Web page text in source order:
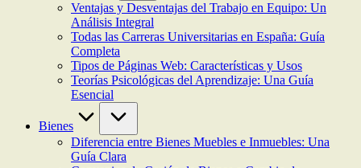
Ventajas y Desventajas del Trabajo en Equipo: Un
Análisis Integral
Todas las Carreras Universitarias en España: Guía
Completa
Tipos de Páginas Web: Características y Usos
Teorías Psicológicas del Aprendizaje: Una Guía
Esencial
Bienes
Diferencia entre Bienes Muebles e Inmuebles: Una
Guía Clara